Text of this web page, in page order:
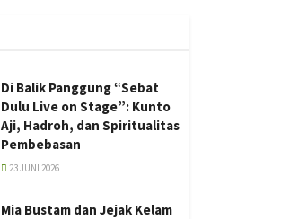
Di Balik Panggung “Sebat
Dulu Live on Stage”: Kunto
Aji, Hadroh, dan Spiritualitas
Pembebasan
23 JUNI 2026
Mia Bustam dan Jejak Kelam